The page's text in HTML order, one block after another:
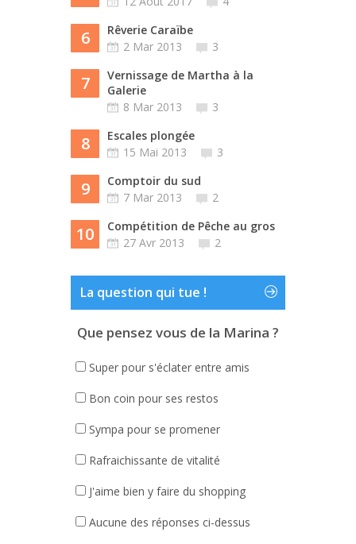
6
Rêverie Caraïbe
2 Mar 2013
3
7
Vernissage de Martha à la
Galerie
8 Mar 2013
3
8
Escales plongée
15 Mai 2013
3
9
Comptoir du sud
7 Mar 2013
2
10
Compétition de Pêche au gros
27 Avr 2013
2
La question qui tue !
Que pensez vous de la Marina ?
Super pour s'éclater entre amis
Bon coin pour ses restos
Sympa pour se promener
Rafraichissante de vitalité
J'aime bien y faire du shopping
Aucune des réponses ci-dessus